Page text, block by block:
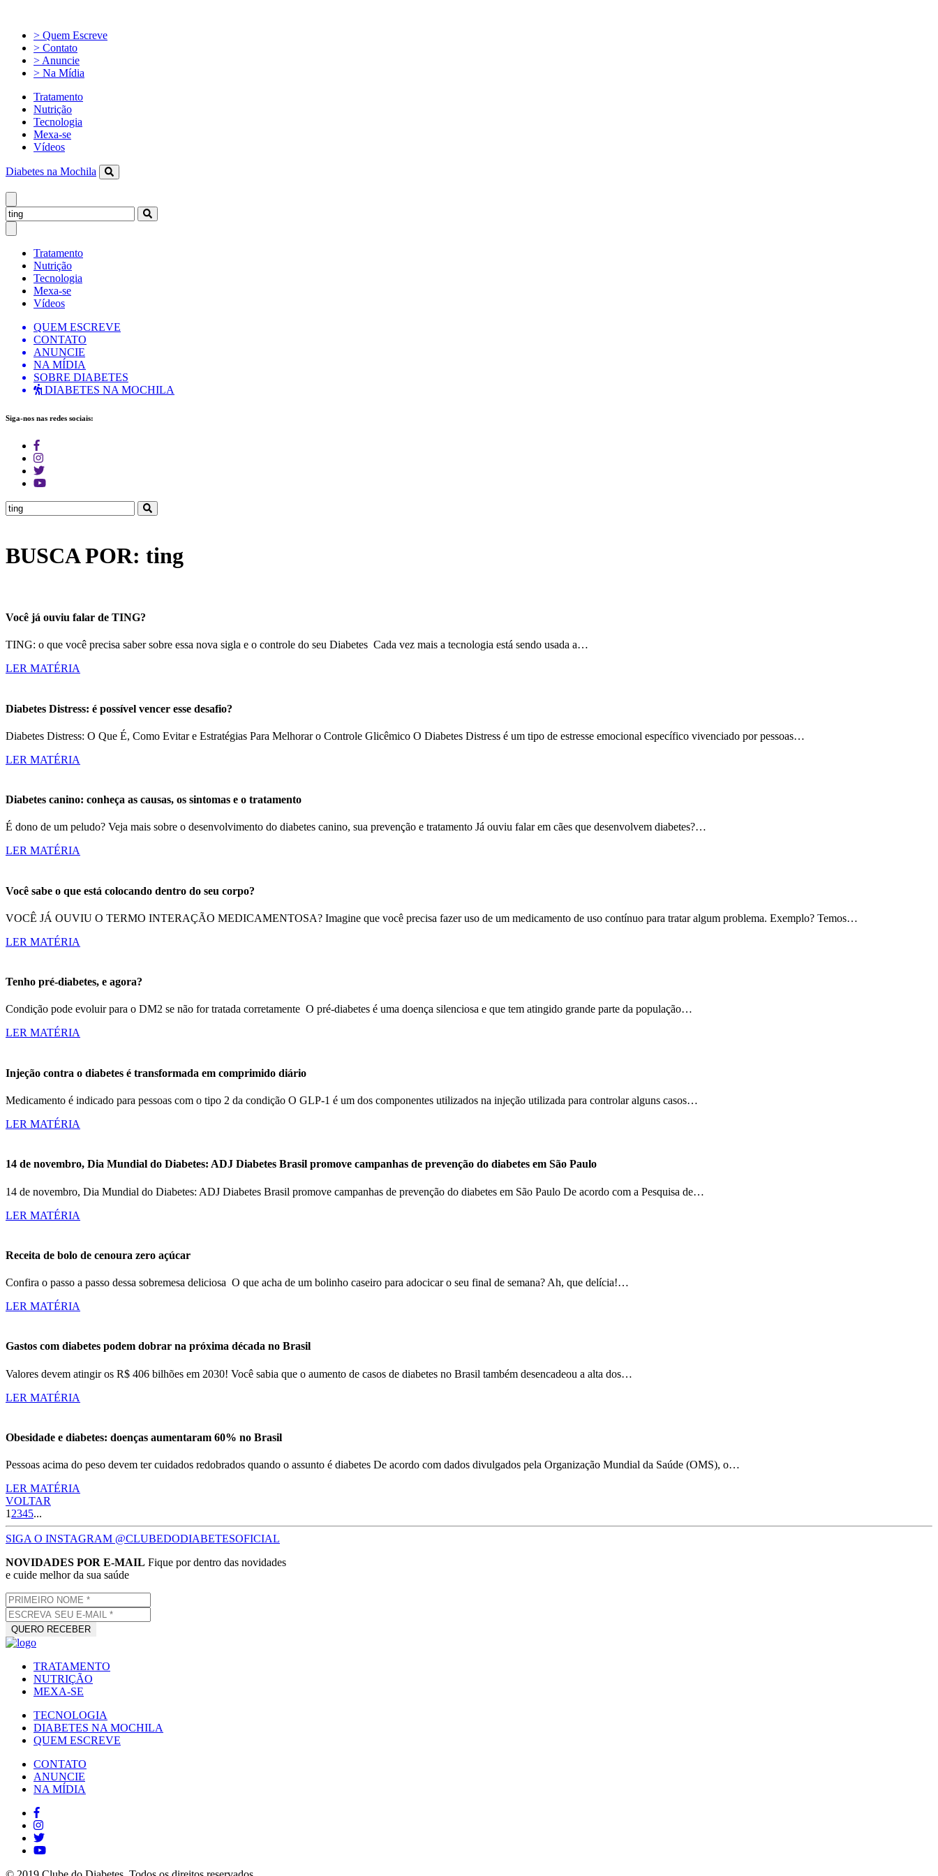
> Quem Escreve
> Contato
> Anuncie
> Na Mídia
Tratamento
Nutrição
Tecnologia
Mexa-se
Vídeos
Diabetes na Mochila
Tratamento
Nutrição
Tecnologia
Mexa-se
Vídeos
QUEM ESCREVE
CONTATO
ANUNCIE
NA MÍDIA
SOBRE DIABETES
DIABETES NA MOCHILA
Siga-nos nas redes sociais:
BUSCA POR: ting
Você já ouviu falar de TING?
TING: o que você precisa saber sobre essa nova sigla e o controle do seu Diabetes Cada vez mais a tecnologia está sendo usada a…
LER MATÉRIA
Diabetes Distress: é possível vencer esse desafio?
Diabetes Distress: O Que É, Como Evitar e Estratégias Para Melhorar o Controle Glicêmico O Diabetes Distress é um tipo de estresse emocional específico vivenciado por pessoas…
LER MATÉRIA
Diabetes canino: conheça as causas, os sintomas e o tratamento
É dono de um peludo? Veja mais sobre o desenvolvimento do diabetes canino, sua prevenção e tratamento Já ouviu falar em cães que desenvolvem diabetes?…
LER MATÉRIA
Você sabe o que está colocando dentro do seu corpo?
VOCÊ JÁ OUVIU O TERMO INTERAÇÃO MEDICAMENTOSA? Imagine que você precisa fazer uso de um medicamento de uso contínuo para tratar algum problema. Exemplo? Temos…
LER MATÉRIA
Tenho pré-diabetes, e agora?
Condição pode evoluir para o DM2 se não for tratada corretamente O pré-diabetes é uma doença silenciosa e que tem atingido grande parte da população…
LER MATÉRIA
Injeção contra o diabetes é transformada em comprimido diário
Medicamento é indicado para pessoas com o tipo 2 da condição O GLP-1 é um dos componentes utilizados na injeção utilizada para controlar alguns casos…
LER MATÉRIA
14 de novembro, Dia Mundial do Diabetes: ADJ Diabetes Brasil promove campanhas de prevenção do diabetes em São Paulo
14 de novembro, Dia Mundial do Diabetes: ADJ Diabetes Brasil promove campanhas de prevenção do diabetes em São Paulo De acordo com a Pesquisa de…
LER MATÉRIA
Receita de bolo de cenoura zero açúcar
Confira o passo a passo dessa sobremesa deliciosa O que acha de um bolinho caseiro para adocicar o seu final de semana? Ah, que delícia!…
LER MATÉRIA
Gastos com diabetes podem dobrar na próxima década no Brasil
Valores devem atingir os R$ 406 bilhões em 2030! Você sabia que o aumento de casos de diabetes no Brasil também desencadeou a alta dos…
LER MATÉRIA
Obesidade e diabetes: doenças aumentaram 60% no Brasil
Pessoas acima do peso devem ter cuidados redobrados quando o assunto é diabetes De acordo com dados divulgados pela Organização Mundial da Saúde (OMS), o…
LER MATÉRIA
VOLTAR
1 2345...
SIGA O INSTAGRAM @CLUBEDODIABETESOFICIAL
NOVIDADES POR E-MAIL Fique por dentro das novidades
e cuide melhor da sua saúde
TRATAMENTO
NUTRIÇÃO
MEXA-SE
TECNOLOGIA
DIABETES NA MOCHILA
QUEM ESCREVE
CONTATO
ANUNCIE
NA MÍDIA